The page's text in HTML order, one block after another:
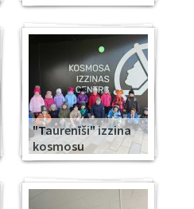
"Taurenīši" izzina
kosmosu